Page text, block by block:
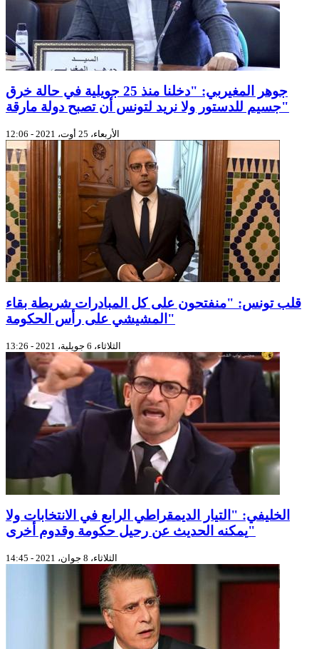
جوهر المغيربي: "دخلنا منذ 25 جويلية في حالة خرق
جسيم للدستور ولا نريد لتونس أن تصبح دولة مارقة"
الأربعاء، 25 أوت، 2021 - 12:06
قلب تونس: "منفتحون على كل المبادرات شريطة بقاء
المشيشي على رأس الحكومة"
الثلاثاء، 6 جويلية، 2021 - 13:26
الخليفي: "التيار الديمقراطي الرابع في الانتخابات ولا
يمكنه الحديث عن رحيل حكومة وقدوم أخرى"
الثلاثاء، 8 جوان، 2021 - 14:45